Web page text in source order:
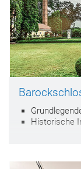
Historische